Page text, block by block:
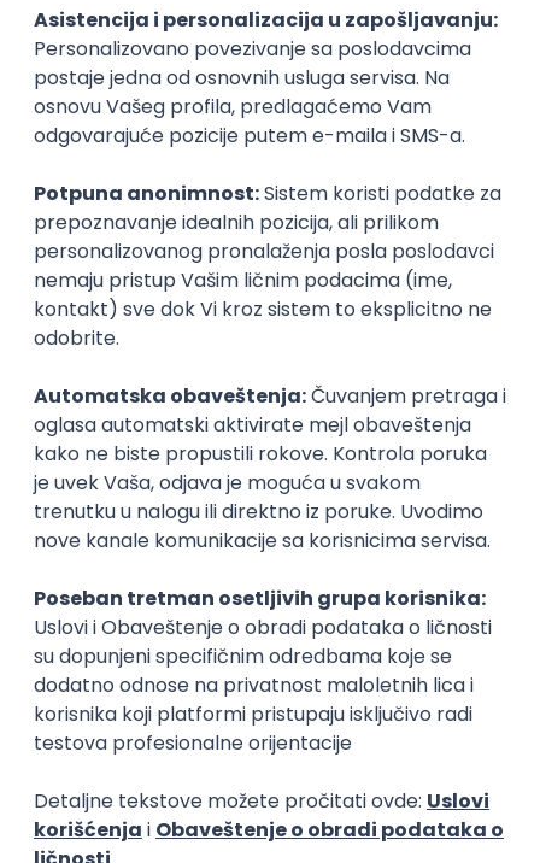
Najnoviji poslovi svakog dana u tvom
inboxu
Prijavi se
Istaknuti poslodavci
transparentnost domaćeg IT tržišta rada i
efikasno spajamo kandidate i poslodavce.
O nama
Uslovi korišćenja
Politika privatnosti
Uklonjeni profili poslodavaca